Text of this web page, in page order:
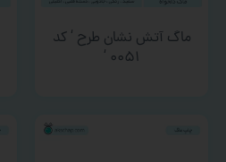
ماگ آتش نشان طرح ‘ کد
۰۰۵۱ ‘